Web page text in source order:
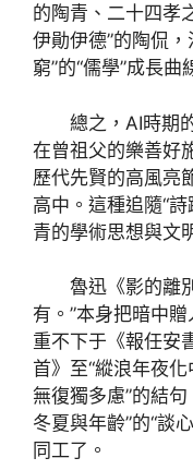
的陶青、二十四孝
伊勛伊德”的陶侃
窮”的“儒學”成長曲
總之，AI時期
在曾祖父的樂善好
歷代先賢的高風亮
高中。這種追隨“
青的學術思想與文
魯迅《影的離
有。”本身把暗中
重不下于《報任安
首》至“縱浪年夜
無復獨多慮”的結
冬夏與年齡”的“談
同工了。